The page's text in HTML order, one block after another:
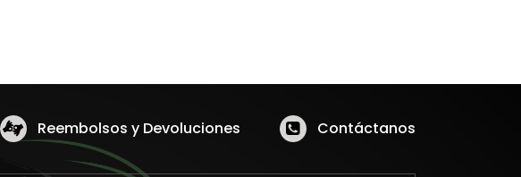
Reembolsos y Devoluciones Contáctanos